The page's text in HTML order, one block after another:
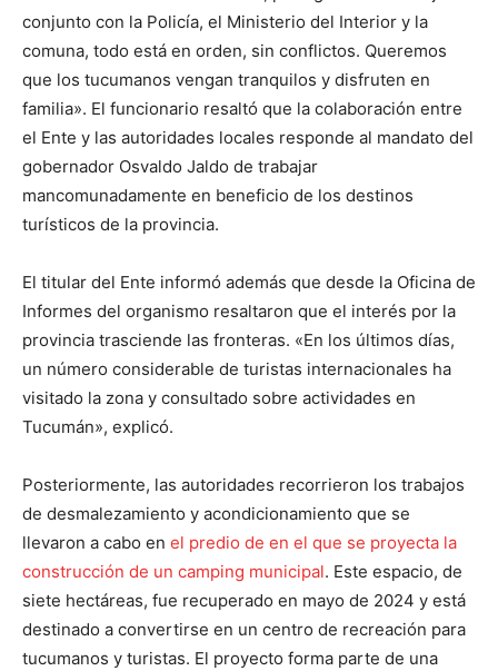
conjunto con la Policía, el Ministerio del Interior y la
comuna, todo está en orden, sin conflictos. Queremos
que los tucumanos vengan tranquilos y disfruten en
familia». El funcionario resaltó que la colaboración entre
el Ente y las autoridades locales responde al mandato del
gobernador Osvaldo Jaldo de trabajar
mancomunadamente en beneficio de los destinos
turísticos de la provincia.
El titular del Ente informó además que desde la Oficina de
Informes del organismo resaltaron que el interés por la
provincia trasciende las fronteras. «En los últimos días,
un número considerable de turistas internacionales ha
visitado la zona y consultado sobre actividades en
Tucumán», explicó.
Posteriormente, las autoridades recorrieron los trabajos
de desmalezamiento y acondicionamiento que se
llevaron a cabo en el predio de en el que se proyecta la
construcción de un camping municipal. Este espacio, de
siete hectáreas, fue recuperado en mayo de 2024 y está
destinado a convertirse en un centro de recreación para
tucumanos y turistas. El proyecto forma parte de una